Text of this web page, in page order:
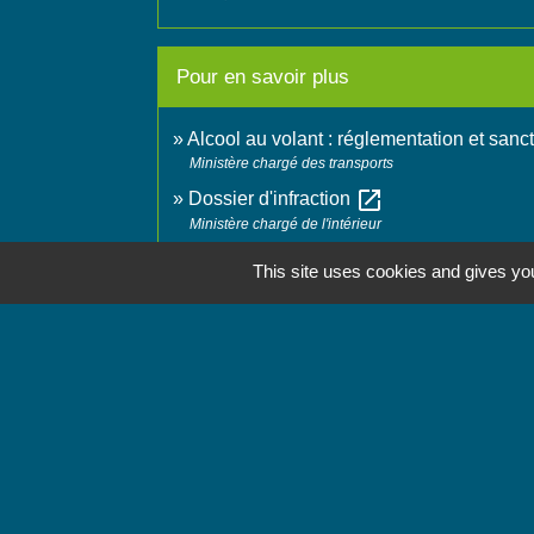
Pour en savoir plus
Alcool au volant : réglementation et
Ministère chargé des transports
Dossier d'infraction open_in_new
Ministère chargé de l'intérieur
This site uses cookies and gives